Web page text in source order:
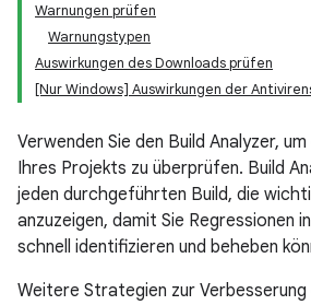
Warnungen prüfen
Warnungstypen
Auswirkungen des Downloads prüfen
[Nur Windows] Auswirkungen der
Verwenden Sie den Build Analyzer,
Ihres Projekts zu überprüfen. Build
jeden durchgeführten Build, die
anzuzeigen, damit Sie Regressionen
schnell identifizieren und beheben
Weitere Strategien zur